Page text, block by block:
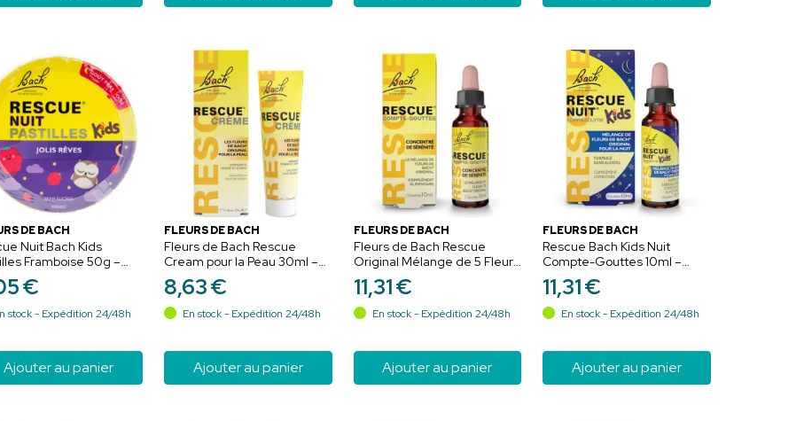
DE BACH
Nuit Bach Kids
Framboise 50g –
et détente
€
stock - Expédition 24/48h
Ajouter au panier
FLEURS DE BACH
Fleurs de Bach Rescue
Cream pour la Peau 30ml –
Hydratation et confort
8,63€
En stock - Expédition 24/48h
Ajouter au panier
FLEURS DE BACH
Fleurs de Bach Rescue
Original Mélange de 5 Fleurs
Compte-gouttes 10ml –
Sérénité et équilibre
11,31€
En stock - Expédition 24/48h
Ajouter au panier
FLEURS DE BACH
Rescue Bach Kids Nuit
Compte-Gouttes 10ml –
Sommeil et pensées
sereines
11,31€
En stock - Expédition 24/48h
Ajouter au panier